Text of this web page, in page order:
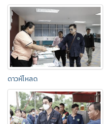
ดาวห์โหลด